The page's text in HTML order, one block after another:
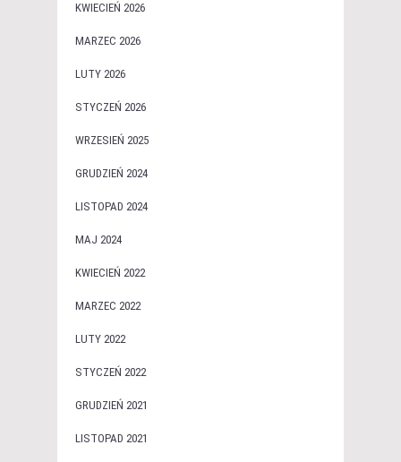
KWIECIEŃ 2026
MARZEC 2026
LUTY 2026
STYCZEŃ 2026
WRZESIEŃ 2025
GRUDZIEŃ 2024
LISTOPAD 2024
MAJ 2024
KWIECIEŃ 2022
MARZEC 2022
LUTY 2022
STYCZEŃ 2022
GRUDZIEŃ 2021
LISTOPAD 2021